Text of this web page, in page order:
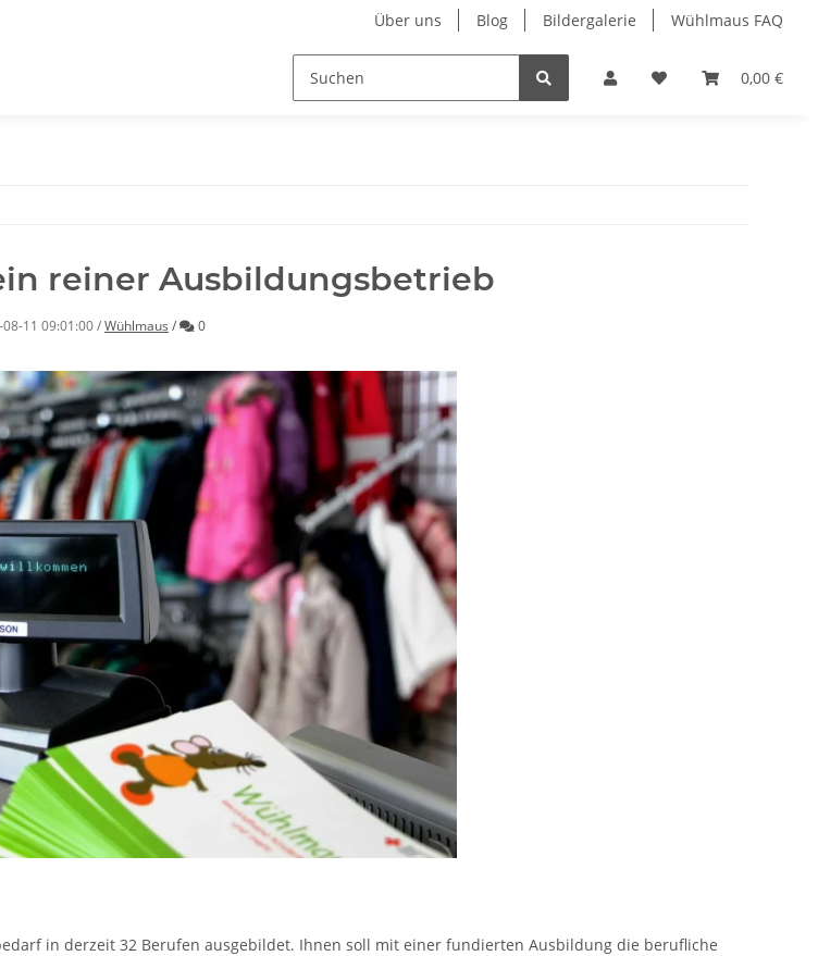
Über uns Blog Bildergalerie Wühlmaus FAQ
0,00 €
reiner Ausbildungsbetrieb
11 09:01:00/Wühlmaus / Kommentare
0
in derzeit 32 Berufen ausgebildet. Ihnen soll mit einer fundierten Ausbildung die berufliche